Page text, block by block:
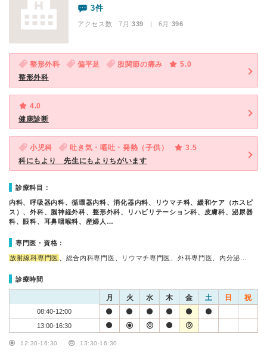
3件
アクセス数 7月:339 | 6月:396
整形外科 偏平足 股関節の痛み
5.0
整形外科
4.0
健康診断
小児科 吐き気・嘔吐・発熱（子供）
3.5
科にもより 先生にもよりちがいます
診療科目：
内科、呼吸器内科、循環器内科、消化器内科、リウマチ科、緩和ケア（ホスピ
ス）、外科、脳神経外科、整形外科、リハビリテーション科、皮膚科、泌尿器
科、眼科、耳鼻咽喉科、産婦人…
専門医・資格：
放射線科専門医 、総合内科専門医、リウマチ専門医、外科専門医、内分泌…
診療時間
月 火 水 木 金 土 日 祝
08:40-12:00
13:00-16:30
12:30-16:30 13:30-16:30